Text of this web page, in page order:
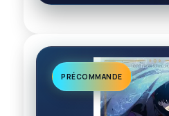
PRÉCOMMANDE